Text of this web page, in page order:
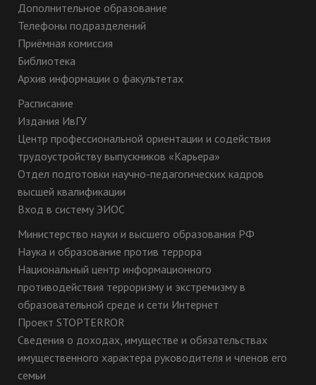
Дополнительное образование
Телефоны подразделений
Приёмная комиссия
Библиотека
Архив информации о факультетах
Расписание
Издания ИвГУ
Центр профессиональной ориентации и содействия
трудоустройству выпускников «Карьера»
Отдел подготовки научно-педагогических кадров
высшей квалификации
Вход в систему ЭИОС
Министерство науки и высшего образования РФ
Наука и образование против террора
Национальный центр информационного
противодействия терроризму и экстремизму в
образовательной среде и сети Интернет
Проект STOPTERROR
Сведения о доходах, имуществе и обязательствах
имущественного характера руководителя и членов его
семьи